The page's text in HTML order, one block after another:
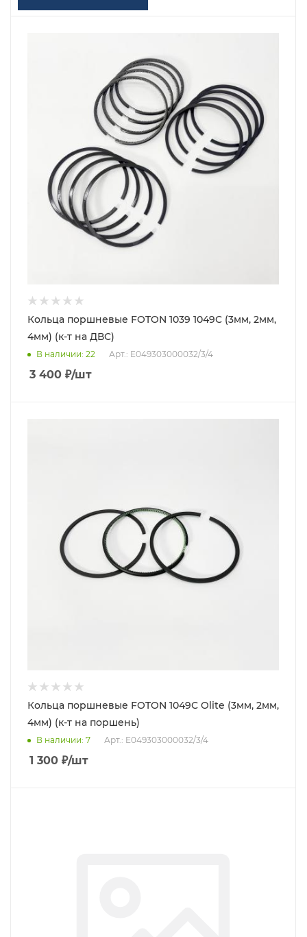
Кольца поршневые FOTON 1039 1049С (3мм, 2мм,
4мм) (к-т на ДВС)
В наличии: 22 Арт.: E049303000032/3/4
3 400 ₽/шт
Кольца поршневые FOTON 1049С Olite (3мм, 2мм,
4мм) (к-т на поршень)
В наличии: 7 Арт.: E049303000032/3/4
1 300 ₽/шт